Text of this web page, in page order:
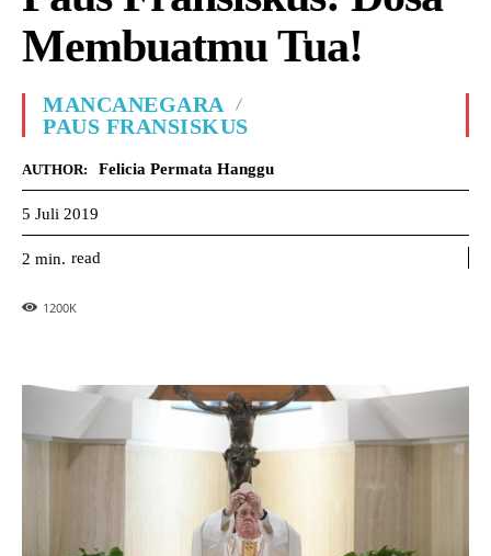
Membuatmu Tua!
MANCANEGARA
PAUS FRANSISKUS
AUTHOR: Felicia Permata Hanggu
5 Juli 2019
2 min. read
1200K